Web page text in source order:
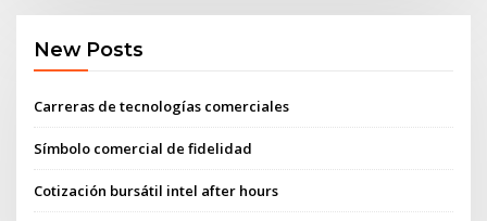
New Posts
Carreras de tecnologías comerciales
Símbolo comercial de fidelidad
Cotización bursátil intel after hours